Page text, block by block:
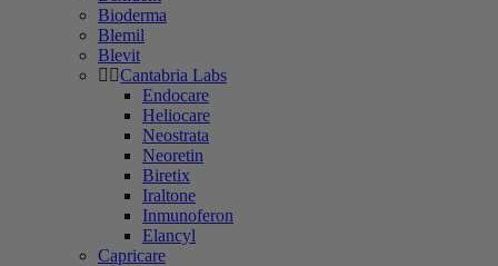
Bioderma
Blemil
Blevit
Cantabria Labs
Endocare
Heliocare
Neostrata
Neoretin
Biretix
Iraltone
Inmunoferon
Elancyl
Capricare